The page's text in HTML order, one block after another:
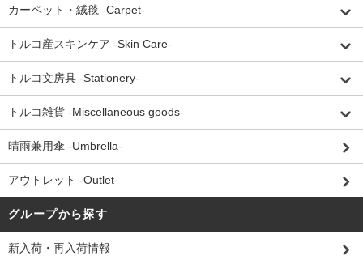
カーペット・絨毯 -Carpet-
トルコ産スキンケア -Skin Care-
トルコ文房具 -Stationery-
トルコ雑貨 -Miscellaneous goods-
晴雨兼用傘 -Umbrella-
アウトレット -Outlet-
グループから探す
新入荷・再入荷情報